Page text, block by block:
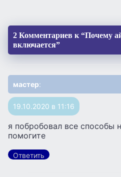
2 Комментариев к “Почему
включается”
мастер:
19.10.2020 в 11:16
я побробовал все способы
помогите
Ответить